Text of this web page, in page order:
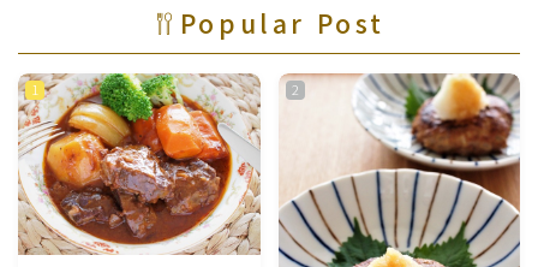
Popular Post